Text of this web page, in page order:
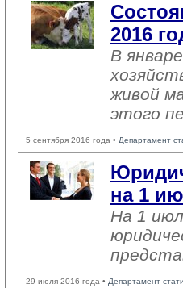
2016
В
живой
этого
5 сентября 2016 года • Департамент
на 1
На 1
29 июля 2016 года • Департамент